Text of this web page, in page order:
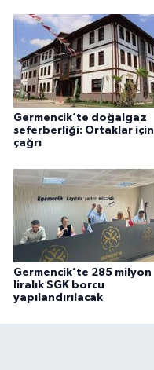
Germencik’te doğalgaz
seferberliği: Ortaklar için
çağrı
Germencik’te 285 milyon
liralık SGK borcu
yapılandırılacak